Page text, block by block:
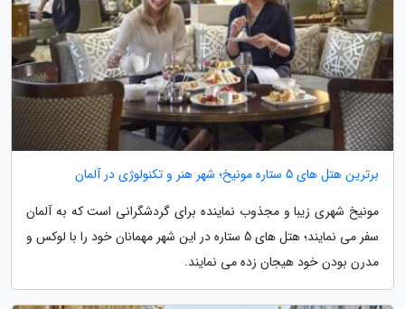
برترین هتل های 5 ستاره مونیخ؛ شهر هنر و تکنولوژی در آلمان
مونیخ شهری زیبا و مجذوب نماینده برای گردشگرانی است که به آلمان
سفر می نمایند؛ هتل های 5 ستاره در این شهر مهمانان خود را با لوکس و
مدرن بودن خود هیجان زده می نمایند.